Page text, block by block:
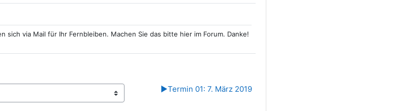
sich via Mail für Ihr Fernbleiben. Machen Sie das bitte hier im Forum. Danke!
▶︎Termin 01: 7. März 2019